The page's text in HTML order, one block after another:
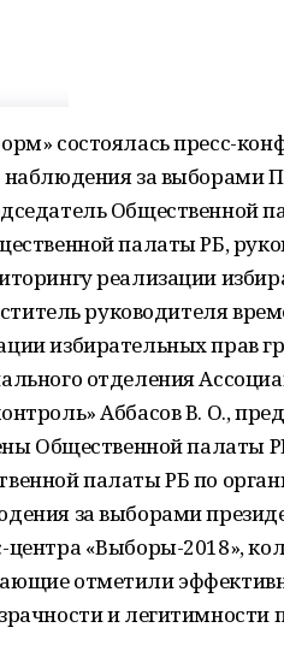
состоялась пресс-
наблюдения за выборами
Общественной
палаты РБ,
реализации
руководителя
избирательных прав
отделения
Аббасов В. О.,
Общественной палаты
палаты РБ по
за выборами
центра «Выборы-2018»,
отметили
и легитимности